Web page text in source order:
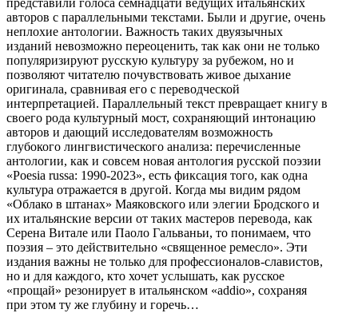
авторов с параллельными текстами. Были и другие, очень
неплохие антологии. Важность таких двуязычных
изданий невозможно переоценить, так как они не только
популяризируют русскую культуру за рубежом, но и
позволяют читателю почувствовать живое дыхание
оригинала, сравнивая его с переводческой
интерпретацией. Параллельный текст превращает книгу в
своего рода культурный мост, сохраняющий интонацию
авторов и дающий исследователям возможность
глубокого лингвистического анализа: перечисленные
антологии, как и совсем новая антология русской поэзии
«Poesia russa: 1990-2023», есть фиксация того, как одна
культура отражается в другой. Когда мы видим рядом
«Облако в штанах» Маяковского или элегии Бродского и
их итальянские версии от таких мастеров перевода, как
Серена Витале или Паоло Гальваньи, то понимаем, что
поэзия ‒ это действительно «священное ремесло». Эти
издания важны не только для профессионалов-славистов,
но и для каждого, кто хочет услышать, как русское
«прощай» резонирует в итальянском «addio», сохраняя
при этом ту же глубину и горечь…